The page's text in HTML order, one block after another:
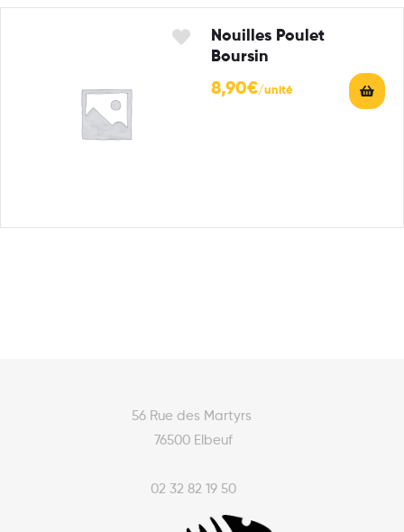
Nouilles Poulet
Boursin
8,90€
56 Rue des Martyrs
76500 Elbeuf
02 32 82 19 50